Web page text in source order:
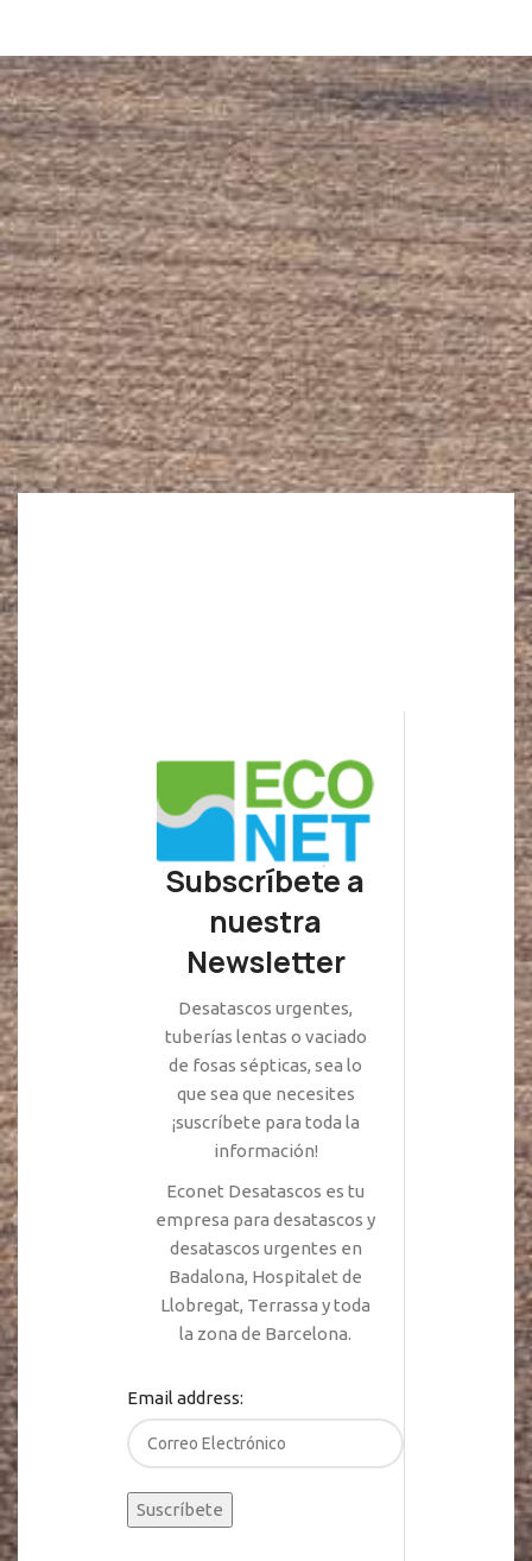
Subscríbete a
nuestra
Newsletter
Desatascos urgentes,
tuberías lentas o vaciado
de fosas sépticas, sea lo
que sea que necesites
¡suscríbete para toda la
información!
Econet Desatascos es tu
empresa para desatascos y
desatascos urgentes en
Badalona, Hospitalet de
Llobregat, Terrassa y toda
la zona de Barcelona.
Email address: